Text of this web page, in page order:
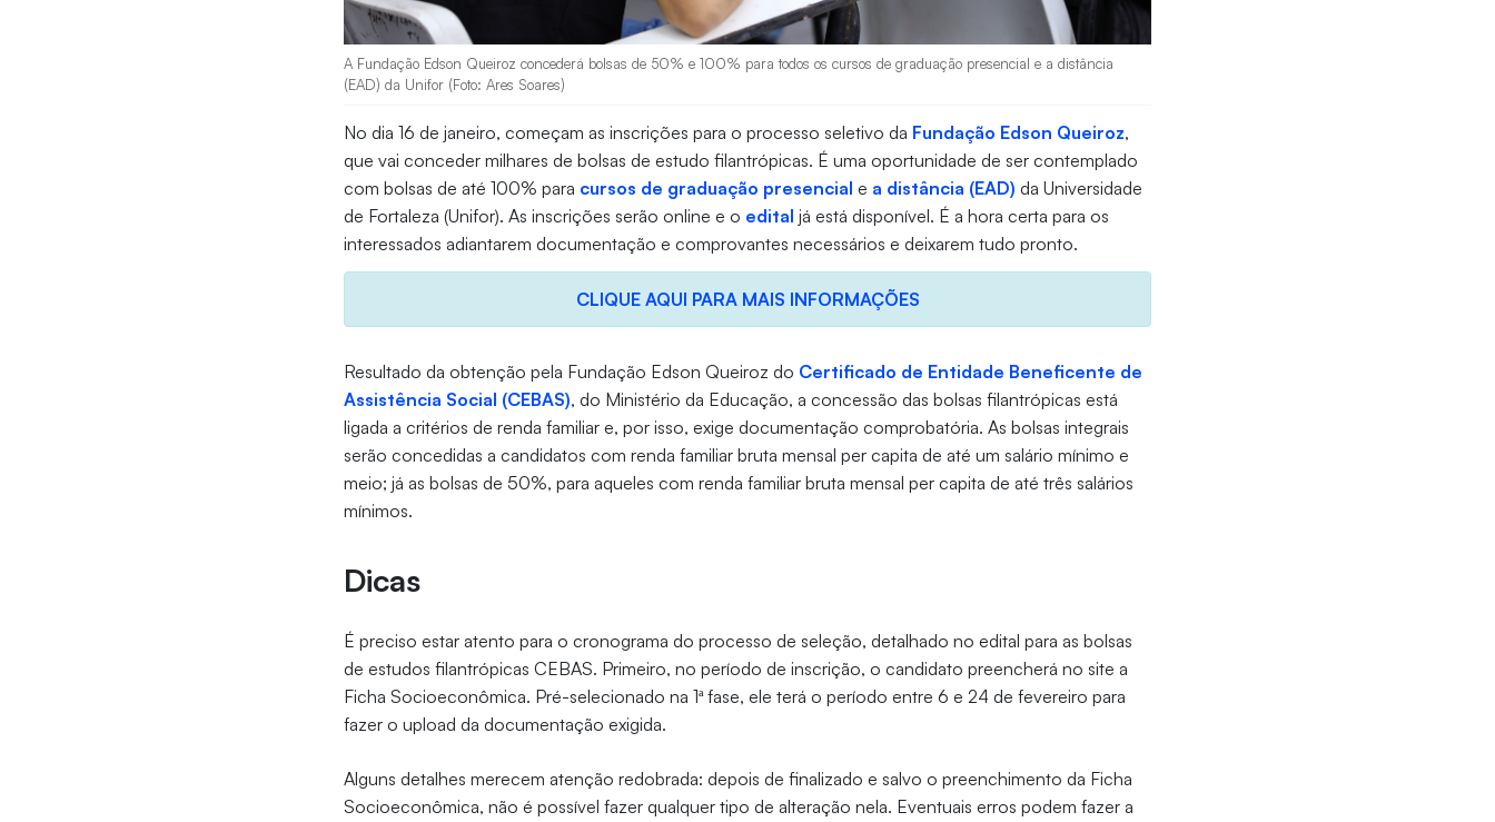
A Fundação Edson Queiroz concederá bolsas de 50% e 100% para todos os cursos de graduação presencial e a distância
(EAD) da Unifor (Foto: Ares Soares)
No dia 16 de janeiro, começam as inscrições para o processo seletivo da Fundação Edson Queiroz,
que vai conceder milhares de bolsas de estudo filantrópicas. É uma oportunidade de ser contemplado
com bolsas de até 100% para cursos de graduação presencial e a distância (EAD) da Universidade
de Fortaleza (Unifor). As inscrições serão online e o edital já está disponível. É a hora certa para os
interessados adiantarem documentação e comprovantes necessários e deixarem tudo pronto.
CLIQUE AQUI PARA MAIS INFORMAÇÕES
Resultado da obtenção pela Fundação Edson Queiroz do Certificado de Entidade Beneficente de
Assistência Social (CEBAS), do Ministério da Educação, a concessão das bolsas filantrópicas está
ligada a critérios de renda familiar e, por isso, exige documentação comprobatória. As bolsas integrais
serão concedidas a candidatos com renda familiar bruta mensal per capita de até um salário mínimo e
meio; já as bolsas de 50%, para aqueles com renda familiar bruta mensal per capita de até três salários
mínimos.
Dicas
É preciso estar atento para o cronograma do processo de seleção, detalhado no edital para as bolsas
de estudos filantrópicas CEBAS. Primeiro, no período de inscrição, o candidato preencherá no site a
Ficha Socioeconômica. Pré-selecionado na 1ª fase, ele terá o período entre 6 e 24 de fevereiro para
fazer o upload da documentação exigida.
Alguns detalhes merecem atenção redobrada: depois de finalizado e salvo o preenchimento da Ficha
Socioeconômica, não é possível fazer qualquer tipo de alteração nela. Eventuais erros podem fazer a